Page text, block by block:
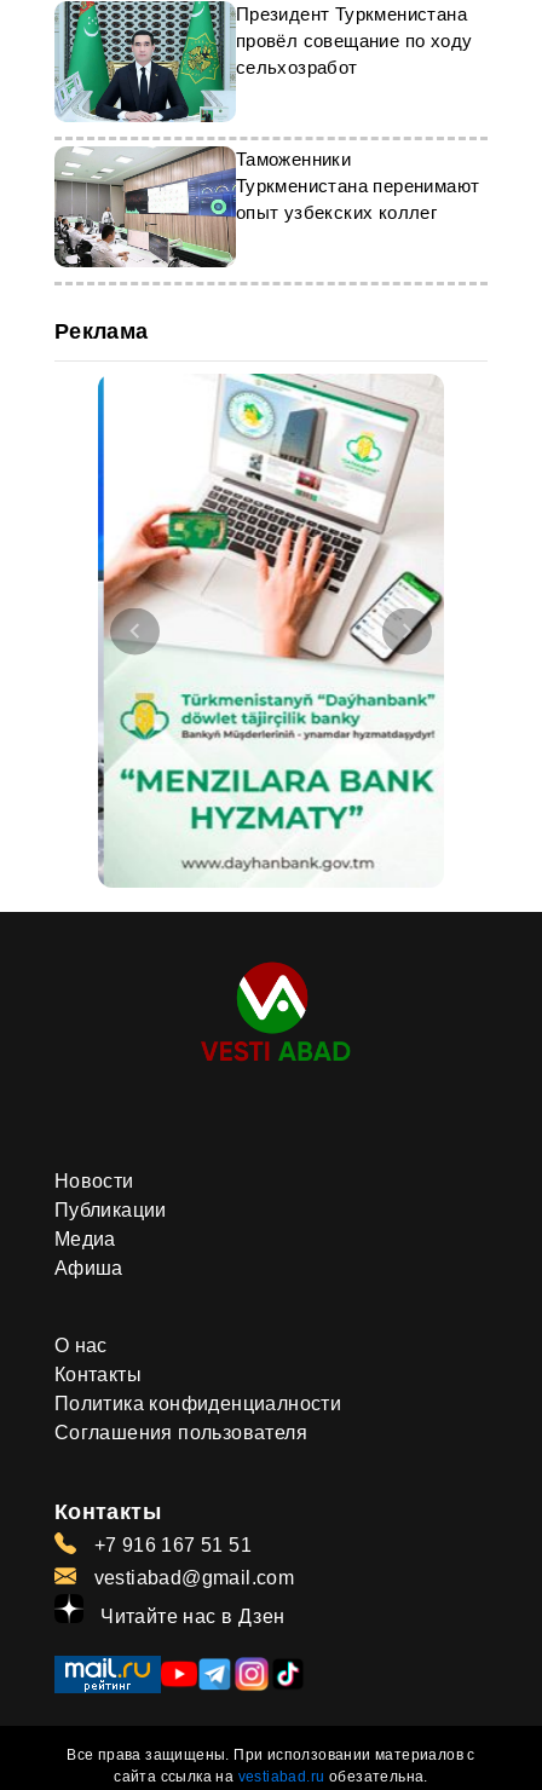
Президент Туркменистана
провёл совещание по ходу
сельхозработ
Таможенники
Туркменистана перенимают
опыт узбекских коллег
Реклама
Новости
Публикации
Медиа
Афиша
О нас
Контакты
Политика конфиденциалности
Соглашения пользователя
Контакты
+7 916 167 51 51
vestiabad@gmail.com
Читайте нас в Дзен
Все права защищены. При исползовании материалов с
сайта ссылка на vestiabad.ru обезательна.